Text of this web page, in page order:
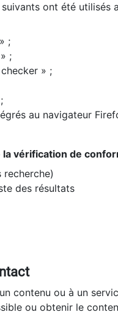
ont été utilisés
;
;
» ;
au navigateur
la vérification de
recherche)
des résultats
contenu ou à un
ou obtenir le